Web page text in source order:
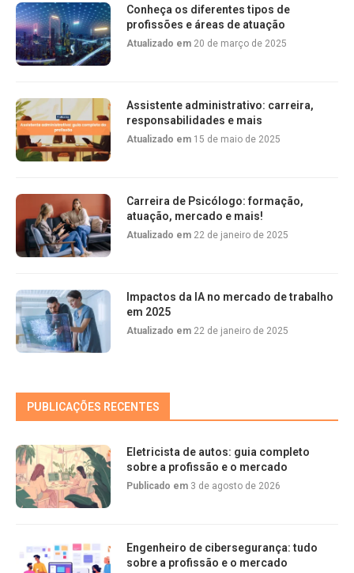
Conheça os diferentes tipos de
profissões e áreas de atuação
Atualizado em 20 de março de 2025
Assistente administrativo: carreira,
responsabilidades e mais
Atualizado em 15 de maio de 2025
Carreira de Psicólogo: formação,
atuação, mercado e mais!
Atualizado em 22 de janeiro de 2025
Impactos da IA no mercado de trabalho
em 2025
Atualizado em 22 de janeiro de 2025
PUBLICAÇÕES RECENTES
Eletricista de autos: guia completo
sobre a profissão e o mercado
Publicado em 3 de agosto de 2026
Engenheiro de cibersegurança: tudo
sobre a profissão e o mercado